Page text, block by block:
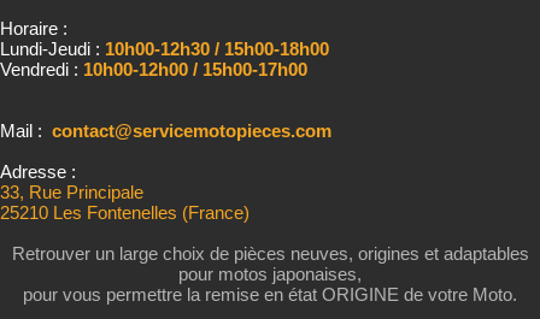
Horaire :
Lundi-Jeudi : 10h00-12h30 / 15h00-18h00
Vendredi : 10h00-12h00 / 15h00-17h00
Mail : contact@servicemotopieces.com
Adresse :
33, Rue Principale
25210 Les Fontenelles (France)
Retrouver un large choix de pièces neuves, origines et adaptables
pour motos japonaises,
pour vous permettre la remise en état ORIGINE de votre Moto.